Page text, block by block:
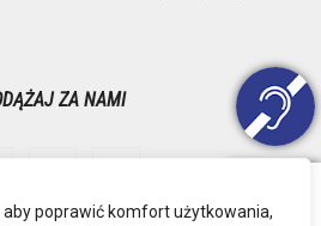
poprawić komfort użytkowania,
ZA NAMI